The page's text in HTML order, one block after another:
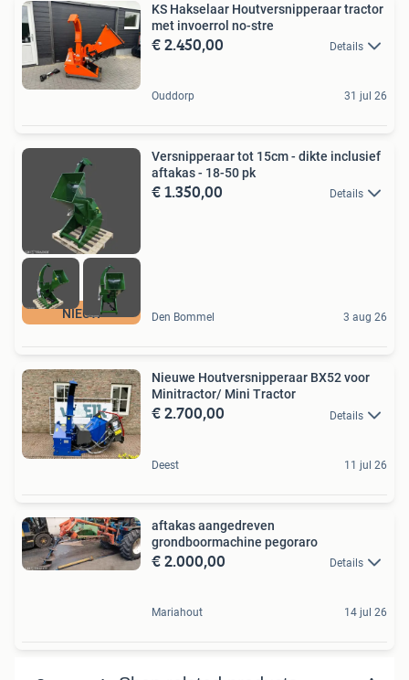
KS Hakselaar Houtversnipperaar tractor
met invoerrol no-stre
€ 2.450,00 Details
Ouddorp 31 jul 26
NIEUW
Versnipperaar tot 15cm - dikte inclusief
aftakas - 18-50 pk
€ 1.350,00 Details
Den Bommel 3 aug 26
Nieuwe Houtversnipperaar BX52 voor
Minitractor/ Mini Tractor
€ 2.700,00 Details
Deest 11 jul 26
aftakas aangedreven
grondboormachine pegoraro
€ 2.000,00 Details
Mariahout 14 jul 26